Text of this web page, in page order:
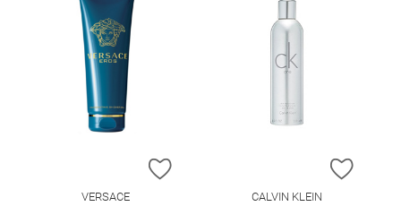
ZUR WUNSCHLISTE HINZUFÜGEN
VERSACE
ZUR
CALVIN KLEIN